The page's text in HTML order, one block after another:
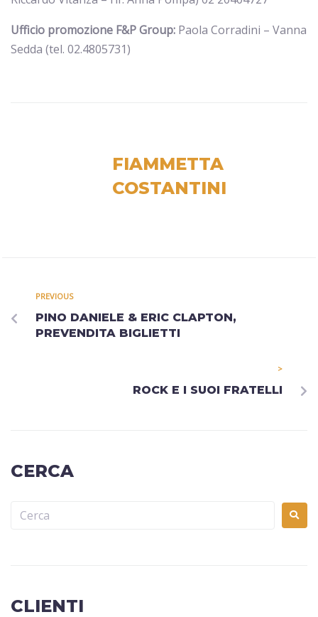
Ufficio promozione F&P Group: Paola Corradini – Vanna
Sedda (tel. 02.4805731)
FIAMMETTA
COSTANTINI
PREVIOUS
PINO DANIELE & ERIC CLAPTON,
PREVENDITA BIGLIETTI
>
ROCK E I SUOI FRATELLI
CERCA
CLIENTI